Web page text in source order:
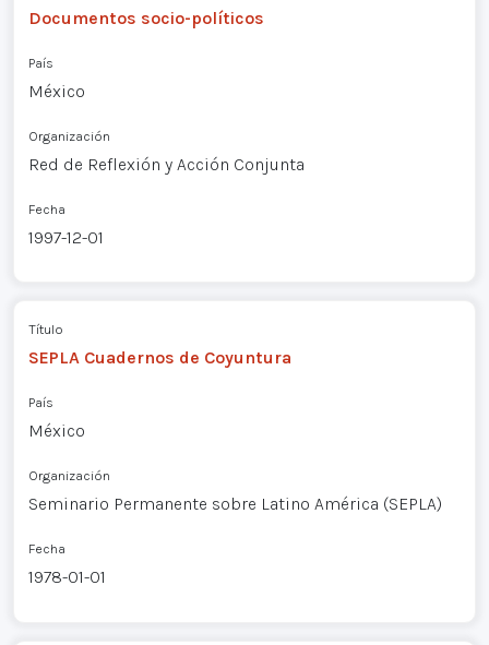
Documentos socio-políticos
País
México
Organización
Red de Reflexión y Acción Conjunta
Fecha
1997-12-01
Título
SEPLA Cuadernos de Coyuntura
País
México
Organización
Seminario Permanente sobre Latino América (SEPLA)
Fecha
1978-01-01